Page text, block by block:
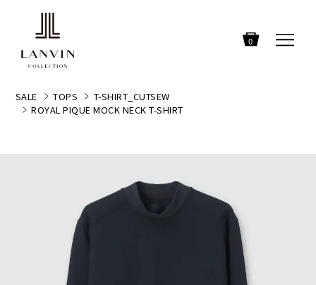
0
SALE TOPS
T-SHIRT_CUTSEW
ROYAL PIQUE MOCK NECK T-SHIRT